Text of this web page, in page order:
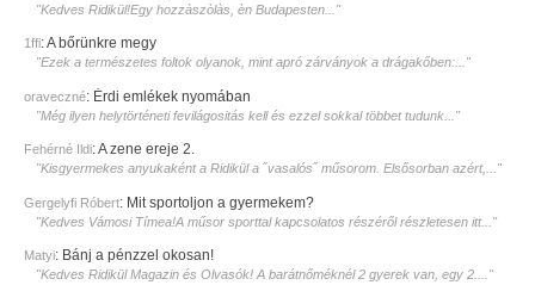
"Kedves Ridikül!Egy hozzàszòlàs, èn Budapesten..."
1ffi:A bőrünkre megy
"Ezek a természetes foltok olyanok, mint apró zárványok a drágakőben:..."
oraveczné: Érdi emlékek nyomában
"Még ilyen helytörténeti fevilágositás kell és ezzel sokkal többet tudunk..."
Fehérné Ildi:A zene ereje 2.
"Kisgyermekes anyukaként a Ridikül a ˝vasalós˝ műsorom. Elsősorban azért,..."
Gergelyfi Róbert: Mit sportoljon a gyermekem?
"Kedves Vámosi Tímea!A műsor sporttal kapcsolatos részéről részletesen itt..."
Matyi: Bánj a pénzzel okosan!
"Kedves Ridikül Magazin és Olvasók! A barátnőméknél 2 gyerek van, egy 2...."